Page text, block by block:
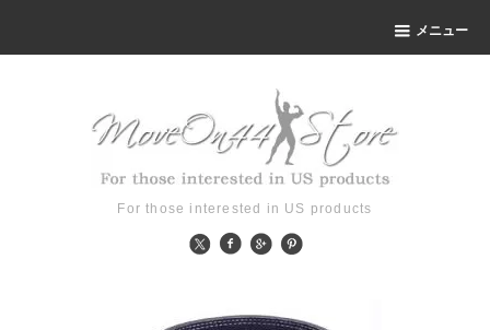
メニュー
For those interested in US products